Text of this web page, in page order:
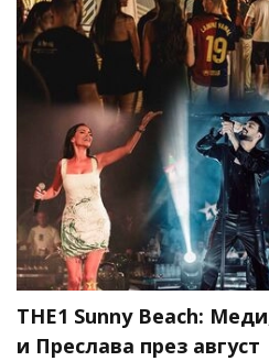
THE1 Sunny Beach:
и Преслава през август